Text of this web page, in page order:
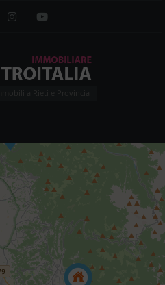
a Rieti e Provincia